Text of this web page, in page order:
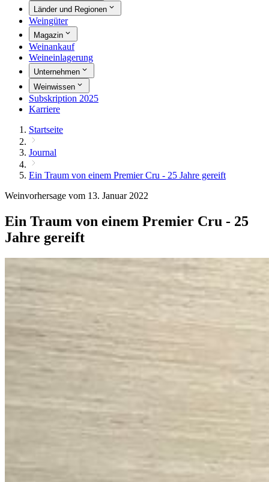
Länder und Regionen
Weingüter
Magazin
Weinankauf
Weineinlagerung
Unternehmen
Weinwissen
Subskription 2025
Karriere
Startseite
Journal
Ein Traum von einem Premier Cru - 25 Jahre gereift
Weinvorhersage vom 13. Januar 2022
Ein Traum von einem Premier Cru - 25
Jahre gereift